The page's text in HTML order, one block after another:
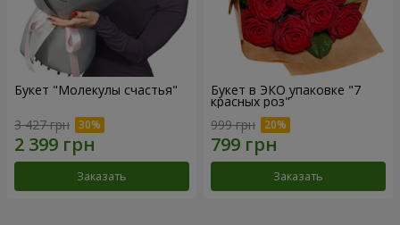
Букет "Молекулы счастья"
3 427 грн
Заказать
Букет в ЭКО упаковке "7
красных роз"
999 грн
Заказать